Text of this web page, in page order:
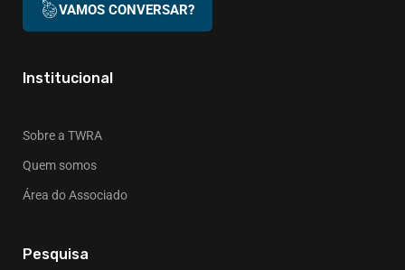
VAMOS CONVERSAR?
Institucional
Sobre a TWRA
Quem somos
Área do Associado
Pesquisa